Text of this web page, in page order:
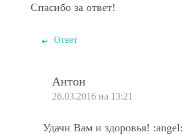
Спасибо за ответ!
Ответ
Антон
26.03.2016 на 13:21
Удачи Вам и здоровья! :angel: